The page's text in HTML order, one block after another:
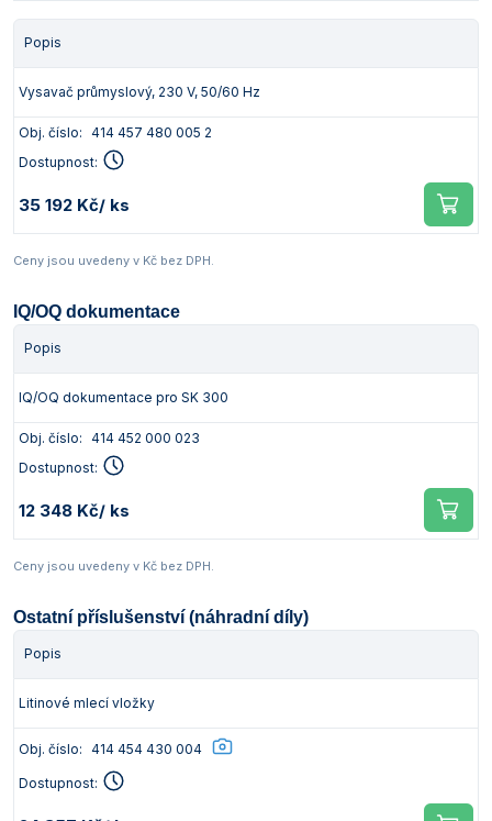
Popis
Vysavač průmyslový, 230 V, 50/60 Hz
Obj. číslo: 414 457 480 005 2
Dostupnost:
35 192 Kč/ ks
Ceny jsou uvedeny v Kč bez DPH.
IQ/OQ dokumentace
Popis
IQ/OQ dokumentace pro SK 300
Obj. číslo: 414 452 000 023
Dostupnost:
12 348 Kč/ ks
Ceny jsou uvedeny v Kč bez DPH.
Ostatní příslušenství (náhradní díly)
Popis
Litinové mlecí vložky
Obj. číslo: 414 454 430 004
Dostupnost: